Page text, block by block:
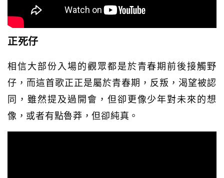
正死仔
相信大部份入場的觀眾都是於青春期前後接觸野
仔，而這首歌正正是屬於青春期，反叛，渴望被認
同，雖然提及過開會，但卻更像少年對未來的想
像，或者有點魯莽，但卻純真。